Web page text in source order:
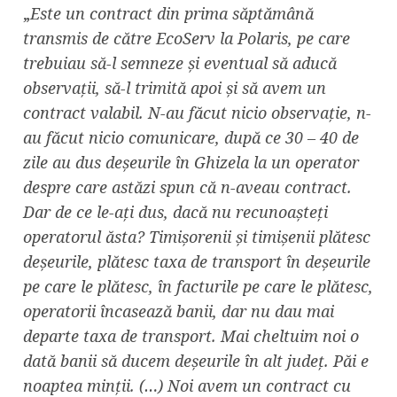
„Este un contract din prima săptămână
transmis de către EcoServ la Polaris, pe care
trebuiau să-l semneze și eventual să aducă
observații, să-l trimită apoi și să avem un
contract valabil. N-au făcut nicio observație, n-
au făcut nicio comunicare, după ce 30 – 40 de
zile au dus deșeurile în Ghizela la un operator
despre care astăzi spun că n-aveau contract.
Dar de ce le-ați dus, dacă nu recunoașteți
operatorul ăsta? Timișorenii și timișenii plătesc
deșeurile, plătesc taxa de transport în deșeurile
pe care le plătesc, în facturile pe care le plătesc,
operatorii încasează banii, dar nu dau mai
departe taxa de transport. Mai cheltuim noi o
dată banii să ducem deșeurile în alt județ. Păi e
noaptea minții. (…) Noi avem un contract cu